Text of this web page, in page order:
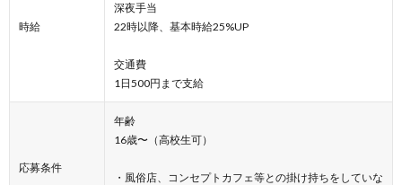
時給
深夜手当
22時以降、基本時給25%UP
交通費
1日500円まで支給
応募条件
年齢
16歳〜（高校生可）
・風俗店、コンセプトカフェ等との掛け持ちをしていな